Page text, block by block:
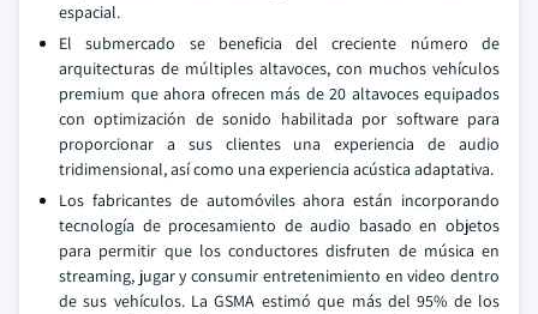
espacial.
El submercado se beneficia del creciente número de
arquitecturas de múltiples altavoces, con muchos vehículos
premium que ahora ofrecen más de 20 altavoces equipados
con optimización de sonido habilitada por software para
proporcionar a sus clientes una experiencia de audio
tridimensional, así como una experiencia acústica adaptativa.
Los fabricantes de automóviles ahora están incorporando
tecnología de procesamiento de audio basado en objetos
para permitir que los conductores disfruten de música en
streaming, jugar y consumir entretenimiento en video dentro
de sus vehículos. La GSMA estimó que más del 95% de los